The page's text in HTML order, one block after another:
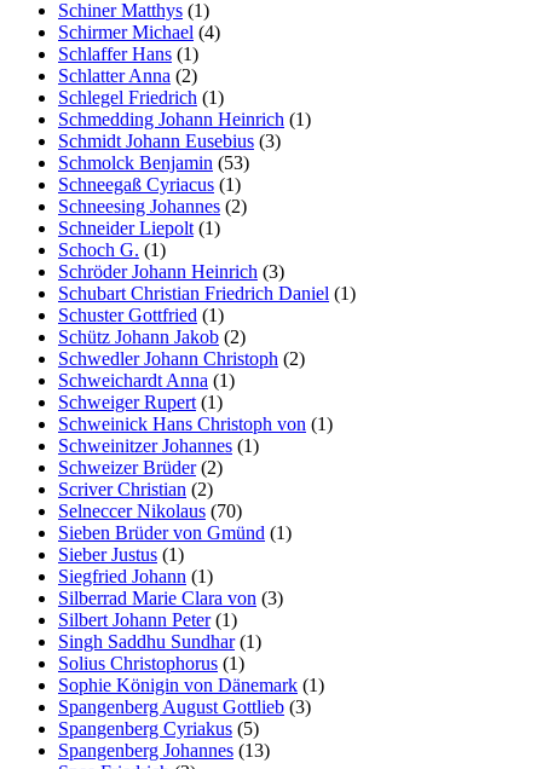
Schiner Matthys (1)
Schirmer Michael (4)
Schlaffer Hans (1)
Schlatter Anna (2)
Schlegel Friedrich (1)
Schmedding Johann Heinrich (1)
Schmidt Johann Eusebius (3)
Schmolck Benjamin (53)
Schneegaß Cyriacus (1)
Schneesing Johannes (2)
Schneider Liepolt (1)
Schoch G. (1)
Schröder Johann Heinrich (3)
Schubart Christian Friedrich Daniel (1)
Schuster Gottfried (1)
Schütz Johann Jakob (2)
Schwedler Johann Christoph (2)
Schweichardt Anna (1)
Schweiger Rupert (1)
Schweinick Hans Christoph von (1)
Schweinitzer Johannes (1)
Schweizer Brüder(2)
Scriver Christian (2)
Selneccer Nikolaus (70)
Sieben Brüder von Gmünd (1)
Sieber Justus (1)
Siegfried Johann (1)
Silberrad Marie Clara von (3)
Silbert Johann Peter(1)
Singh Saddhu Sundhar(1)
Solius Christophorus (1)
Sophie Königin von Dänemark (1)
Spangenberg August Gottlieb (3)
Spangenberg Cyriakus (5)
Spangenberg Johannes (13)